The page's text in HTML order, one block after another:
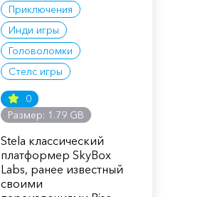
Приключения
Инди игры
Головоломки
Стелс игры
0
Размер: 1.79 GB
Stela классический
платформер SkyBox
Labs, ранее известный
своими